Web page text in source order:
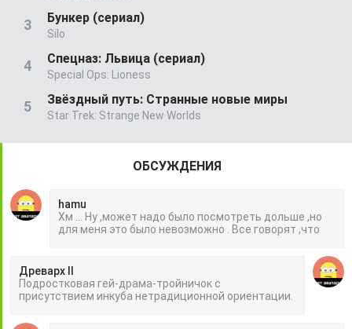
Бункер (сериал)
Silo
Спецназ: Львица (сериал)
Special Ops: Lioness
Звёздный путь: Странные новые миры
Star Trek: Strange New Worlds
ОБСУЖДЕНИЯ
hamu
Хм ... Ну ,может надо было посмотреть дольше ,но
для меня это было невозможно . Все говорят ,что
Древарх II
Подростковая гей-драма-тройничок с
присутствием инкуба нетрадиционной ориентации.